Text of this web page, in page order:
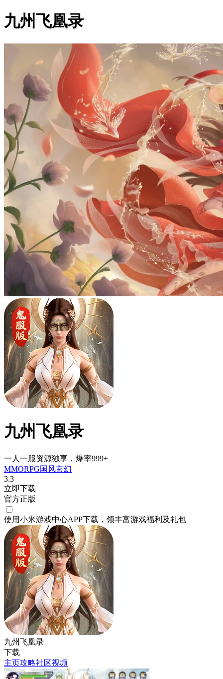
九州飞凰录
九州飞凰录
一人一服资源独享，爆率999+
MMORPG国风玄幻
3.3
立即下载
官方正版
使用小米游戏中心APP下载 ，领丰富游戏福利 及礼包
九州飞凰录
下载
主页攻略社区视频